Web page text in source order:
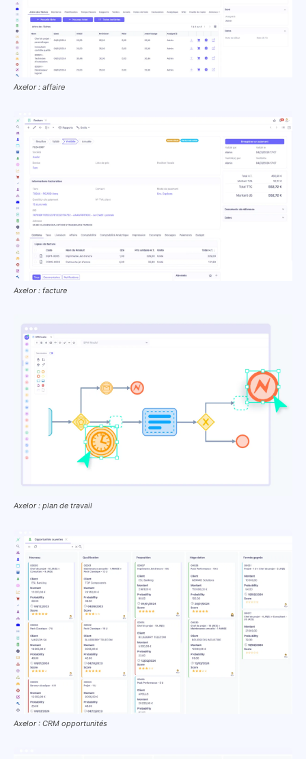
Axelor : affaire
Axelor : facture
Axelor : plan de travail
Axelor : CRM opportunités